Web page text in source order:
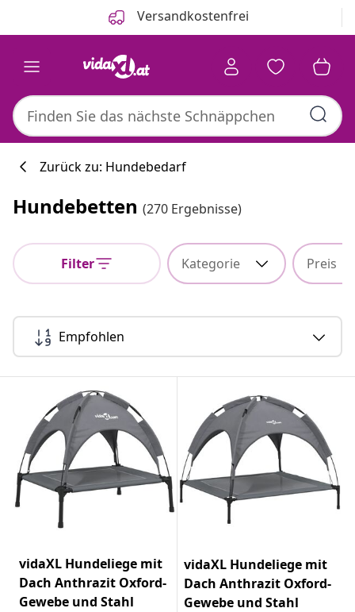
Versandkostenfrei
Zurück zu: Hundebedarf
Hundebetten (270 Ergebnisse)
Filter Kategorie Preis
Empfohlen
vidaXL Hundeliege mit
Dach Anthrazit Oxford-
Gewebe und Stahl
vidaXL Hundeliege mit
Dach Anthrazit Oxford-
Gewebe und Stahl